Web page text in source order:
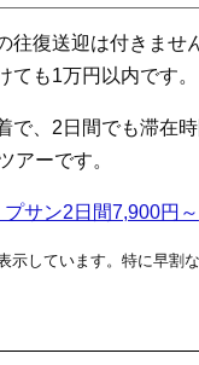
往復送迎は付きませ
ても1万円以内です。
で、2日間でも滞在
アーです。
サン2日間7,900円～
示しています。特に早割